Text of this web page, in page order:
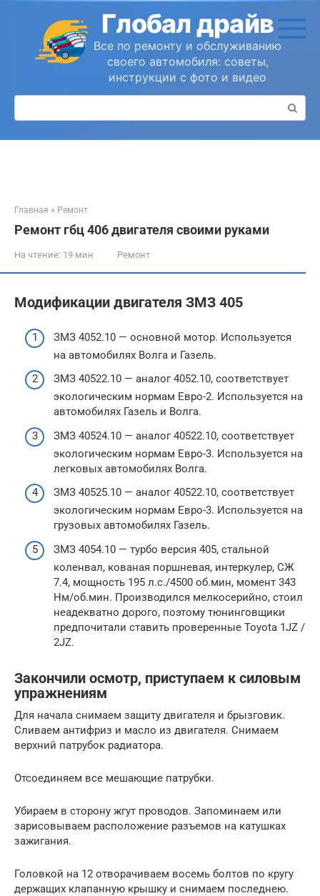
контенту
Глобал драйв
Все по ремонту и обслуживанию
своего автомобиля: советы,
инструкции с фото и видео
Поиск:
Главная » Ремонт
Ремонт гбц 406 двигателя своими руками
На чтение: 19 мин Ремонт
Модификации двигателя ЗМЗ 405
ЗМЗ 4052.10 — основной мотор. Используется
на автомобилях Волга и Газель.
ЗМЗ 40522.10 — аналог 4052.10, соответствует
экологическим нормам Евро-2. Используется на
автомобилях Газель и Волга.
ЗМЗ 40524.10 — аналог 40522.10, соответствует
экологическим нормам Евро-3. Используется на
легковых автомобилях Волга.
ЗМЗ 40525.10 — аналог 40522.10, соответствует
экологическим нормам Евро-3. Используется на
грузовых автомобилях Газель.
ЗМЗ 4054.10 — турбо версия 405, стальной
коленвал, кованая поршневая, интеркулер, СЖ
7.4, мощность 195 л.с./4500 об.мин, момент 343
Нм/об.мин. Производился мелкосерийно, стоил
неадекватно дорого, поэтому тюнинговщики
предпочитали ставить проверенные Toyota 1JZ /
2JZ.
Закончили осмотр, приступаем к силовым
упражнениям
Для начала снимаем защиту двигателя и брызговик.
Сливаем антифриз и масло из двигателя. Снимаем
верхний патрубок радиатора.
Отсоединяем все мешающие патрубки.
Убираем в сторону жгут проводов. Запоминаем или
зарисовываем расположение разъемов на катушках
зажигания.
Головкой на 12 отворачиваем восемь болтов по кругу
держащих клапанную крышку и снимаем последнею.